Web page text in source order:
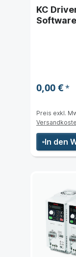
KC
0,00 €*
Preis exkl.
In den